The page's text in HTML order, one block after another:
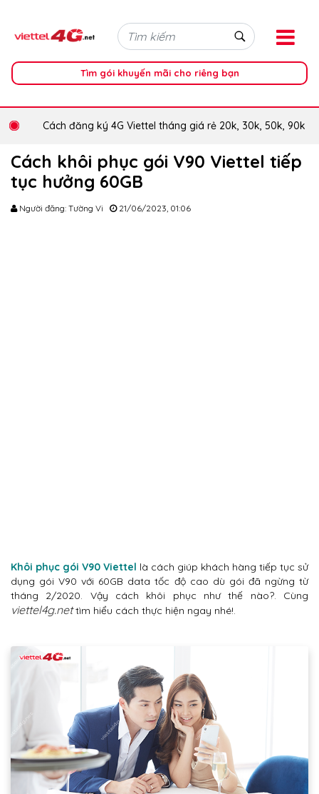
Tìm gói khuyến mãi cho riêng bạn
Cách đăng ký 4G Viettel tháng giá rẻ 20k, 30k, 50k, 90k
Cách khôi phục gói V90 Viettel tiếp
tục hưởng 60GB
Người đăng: Tường Vi 21/06/2023, 01:06
Khôi phục gói V90 Viettel là cách giúp khách hàng tiếp tục sử
dụng gói V90 với 60GB data tốc độ cao dù gói đã ngừng từ
tháng 2/2020. Vậy cách khôi phục như thế nào?. Cùng
viettel4g.nettìm hiểu cách thực hiện ngay nhé!.